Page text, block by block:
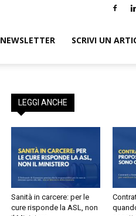
NEWSLETTER SCRIVI UN
LEGGI ANCHE
Sanità in carcere: per le
cure risponde la ASL, non